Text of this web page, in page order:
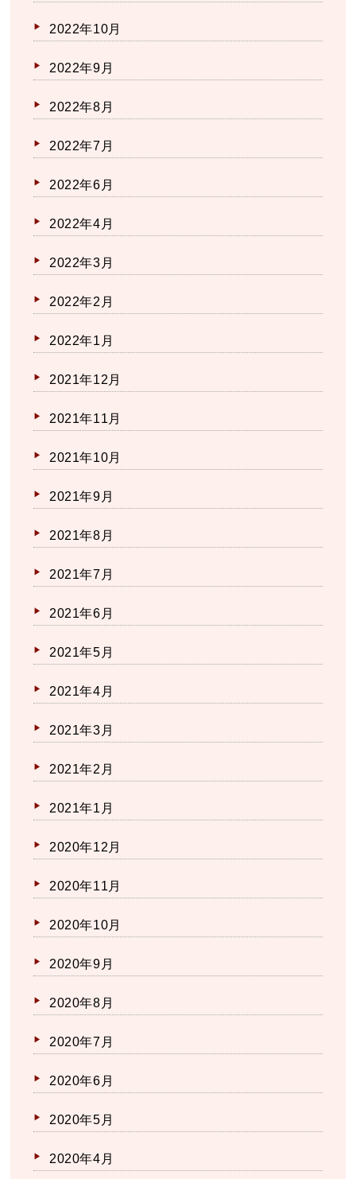
2022年10月
2022年9月
2022年8月
2022年7月
2022年6月
2022年4月
2022年3月
2022年2月
2022年1月
2021年12月
2021年11月
2021年10月
2021年9月
2021年8月
2021年7月
2021年6月
2021年5月
2021年4月
2021年3月
2021年2月
2021年1月
2020年12月
2020年11月
2020年10月
2020年9月
2020年8月
2020年7月
2020年6月
2020年5月
2020年4月